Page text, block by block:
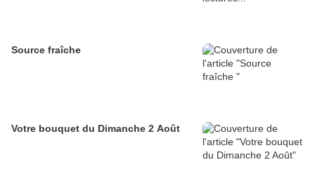
Source fraîche
Votre bouquet du Dimanche 2 Août